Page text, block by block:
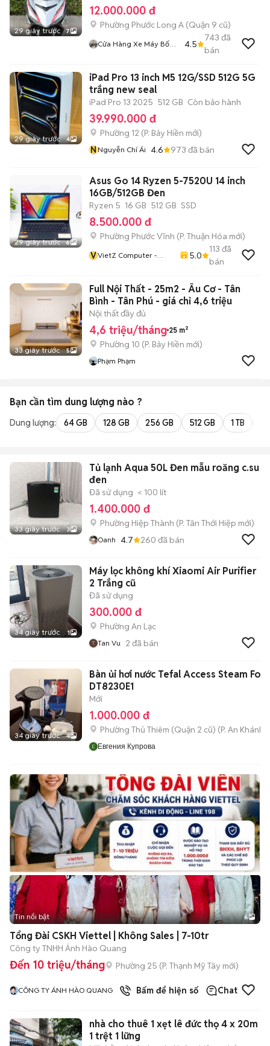
29 giây trước 7
12.000.000 đ
Phường Phước Long A (Quận 9 cũ)
Cửa Hàng Xe Máy Bốn
4.5
743 đã
bán
29 giây trước 4
iPad Pro 13 inch M5 12G/SSD 512G 5G
trắng new seal
iPad Pro 13 2025 512 GB Còn bảo hành
39.990.000 đ
Phường 12 (P. Bảy Hiền mới)
NNguyễn Chí Ái 4.6 973 đã bán
29 giây trước 6
Asus Go 14 Ryzen 5-7520U 14 inch
16GB/512GB Đen
Ryzen 5 16 GB 512 GB SSD
8.500.000 đ
Phường Phước Vĩnh (P. Thuận Hóa mới)
VVietZ Computer -
5.0
113 đã
bán
33 giây trước 5
Full Nội Thất - 25m2 - Âu Cơ - Tân
Bình - Tân Phú - giá chỉ 4,6 triệu
Nội thất đầy đủ
4,6 triệu/tháng 25 m²
Phường 10 (P. Bảy Hiền mới)
Phạm Phạm
Bạn cần tìm dung lượng nào ?
Dung lượng: 64 GB 128 GB 256 GB 512 GB 1 TB
33 giây trước 3
Tủ lạnh Aqua 50L Đen mẫu roăng c.su
đen
Đã sử dụng < 100 lít
1.400.000 đ
Phường Hiệp Thành (P. Tân Thới Hiệp mới)
Oanh 4.7 260 đã bán
34 giây trước 1
Máy lọc không khí Xiaomi Air Purifier
2 Trắng cũ
Đã sử dụng
300.000 đ
Phường An Lạc
Tan Vu 2 đã bán
34 giây trước 4
Bàn ủi hơi nước Tefal Access Steam
DT8230E1
Mới
1.000.000 đ
Phường Thủ Thiêm (Quận 2 cũ) (P. An Khánh
Евгения Купрова
+2
Tin nổi bật 6
Tổng Đài CSKH Viettel | Không Sales | 7-10tr
Công ty TNHH Ánh Hào Quang
Đến 10 triệu/tháng Phường 25 (P. Thạnh Mỹ Tây mới)
CÔNG TY ÁNH HÀO QUANG Bấm để hiện số Chat
nhà cho thuê 1 xẹt lê đức thọ 4 x 20m
1 trệt 1 lững